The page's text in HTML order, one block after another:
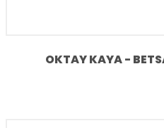
web tasarım, yazılım ve
sağlayan İnter Yazılım ile
OKTAY KAYA -